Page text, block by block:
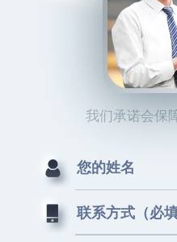
我们承诺会保